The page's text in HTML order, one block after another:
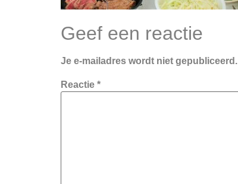
Geef een reactie
Je e-mailadres wordt niet gepubliceerd.
Reactie *